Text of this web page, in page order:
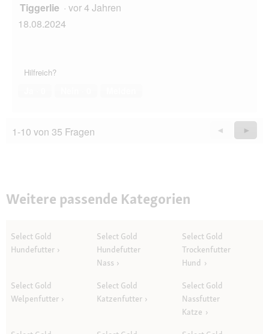
Tiggerlie · vor 4 Jahren
18.08.2024
Hilfreich?
1-10 von 35 Fragen
Zurück
Questions
◄
Weiter
►
Weitere passende Kategorien
Select Gold
Hundefutter
Select Gold
Hundefutter
Nass
Select Gold
Trockenfutter
Hund
Select Gold
Welpenfutter
Select Gold
Katzenfutter
Select Gold
Nassfutter
Katze